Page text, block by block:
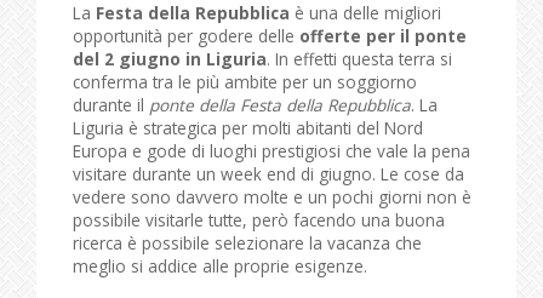
La Festa della Repubblica è una delle migliori
opportunità per godere delle offerte per il ponte
del 2 giugno in Liguria. In effetti questa terra si
conferma tra le più ambite per un soggiorno
durante il ponte della Festa della Repubblica. La
Liguria è strategica per molti abitanti del Nord
Europa e gode di luoghi prestigiosi che vale la pena
visitare durante un week end di giugno. Le cose da
vedere sono davvero molte e un pochi giorni non è
possibile visitarle tutte, però facendo una buona
ricerca è possibile selezionare la vacanza che
meglio si addice alle proprie esigenze.